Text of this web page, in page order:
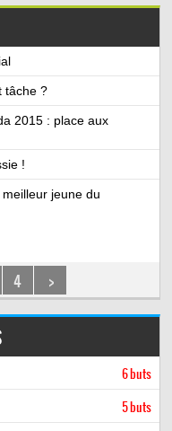
tâche ?
2015 : place aux
!
jeune du
4 >
6 buts
5 buts